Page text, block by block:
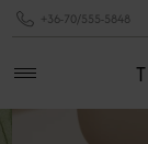
+36-70/555-5848